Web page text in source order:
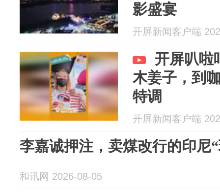
影盛宴
开屏新闻客户端
开屏叭啦
木姜子，到
特调
开屏新闻客户端
李嘉诚押注，卖煤改行的印尼
和讯网 2026-08-05